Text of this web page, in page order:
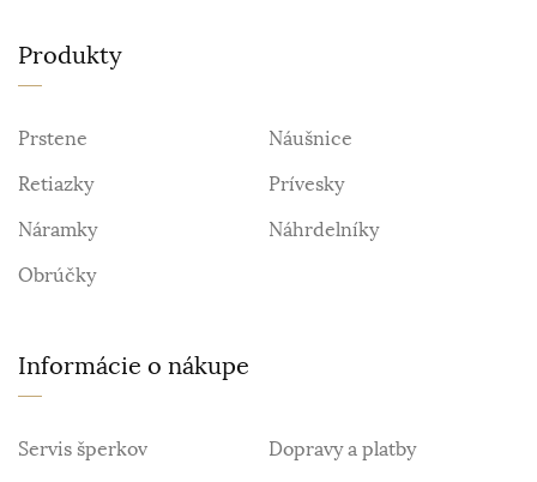
Produkty
Prstene
Náušnice
Retiazky
Prívesky
Náramky
Náhrdelníky
Obrúčky
Informácie o nákupe
Servis šperkov
Dopravy a platby